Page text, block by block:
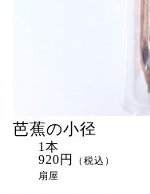
芭蕉の小径
1本
920円
（税込）
扇屋